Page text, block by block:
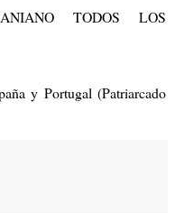
TODOS LOS
y Portugal (Patriarcado